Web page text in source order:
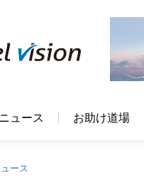
ュース お助け道場
ース